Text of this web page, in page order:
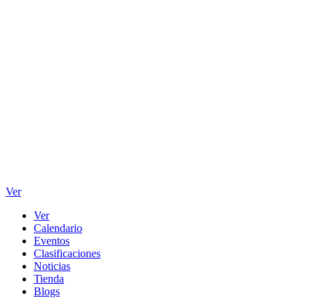
Ver
Ver
Calendario
Eventos
Clasificaciones
Noticias
Tienda
Blogs